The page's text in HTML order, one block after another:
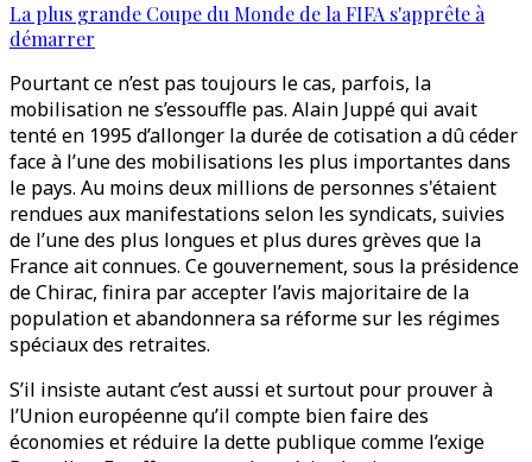
La plus grande Coupe du Monde de la FIFA s'apprête à
démarrer
Pourtant ce n’est pas toujours le cas, parfois, la
mobilisation ne s’essouffle pas. Alain Juppé qui avait
tenté en 1995 d’allonger la durée de cotisation a dû céder
face à l’une des mobilisations les plus importantes dans
le pays. Au moins deux millions de personnes s'étaient
rendues aux manifestations selon les syndicats, suivies
de l’une des plus longues et plus dures grèves que la
France ait connues. Ce gouvernement, sous la présidence
de Chirac, finira par accepter l’avis majoritaire de la
population et abandonnera sa réforme sur les régimes
spéciaux des retraites.
S’il insiste autant c’est aussi et surtout pour prouver à
l’Union européenne qu’il compte bien faire des
économies et réduire la dette publique comme l’exige